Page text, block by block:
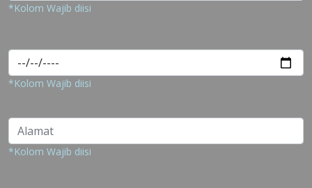
*Kolom Wajib diisi
*Kolom Wajib diisi
*Kolom Wajib diisi